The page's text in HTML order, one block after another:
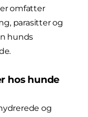
omfatter
parasitter og
hunds
hos hunde
og